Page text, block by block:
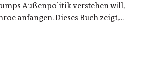
Außenpolitik verstehen will,
anfangen. Dieses Buch zeigt,